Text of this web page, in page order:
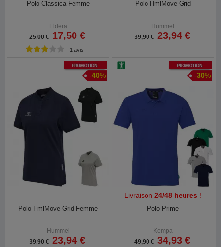
Polo Classica Femme
Eldera
25,00 € 17,50 €
1 avis
Polo HmlMove Grid
Hummel
39,90 € 23,94 €
Promotion
-40%
Polo HmlMove Grid Femme
Hummel
39,90 € 23,94 €
Promotion
-30%
Livraison24/48 heures !
Polo Prime
Kempa
49,90 € 34,93 €